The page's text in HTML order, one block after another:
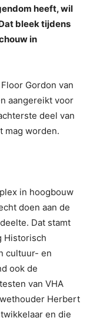
heeft, wil
bleek tijdens
in
Gordon van
aangereikt voor
deel van
mag worden.
in hoogbouw
doen aan de
Dat stamt
Historisch
cultuur- en
ook de
van VHA
Herbert
en die